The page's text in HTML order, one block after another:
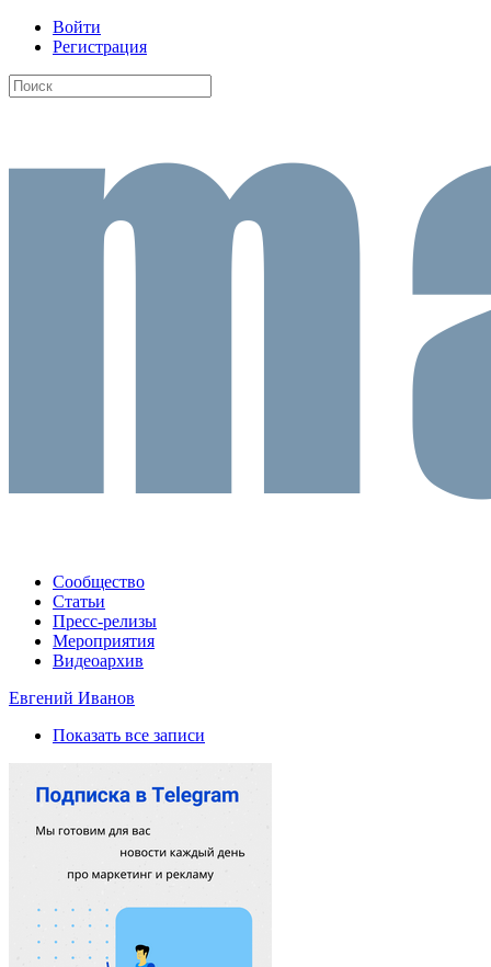
Войти
Регистрация
Сообщество
Статьи
Пресс-релизы
Мероприятия
Видеоархив
Евгений Иванов
Показать все записи